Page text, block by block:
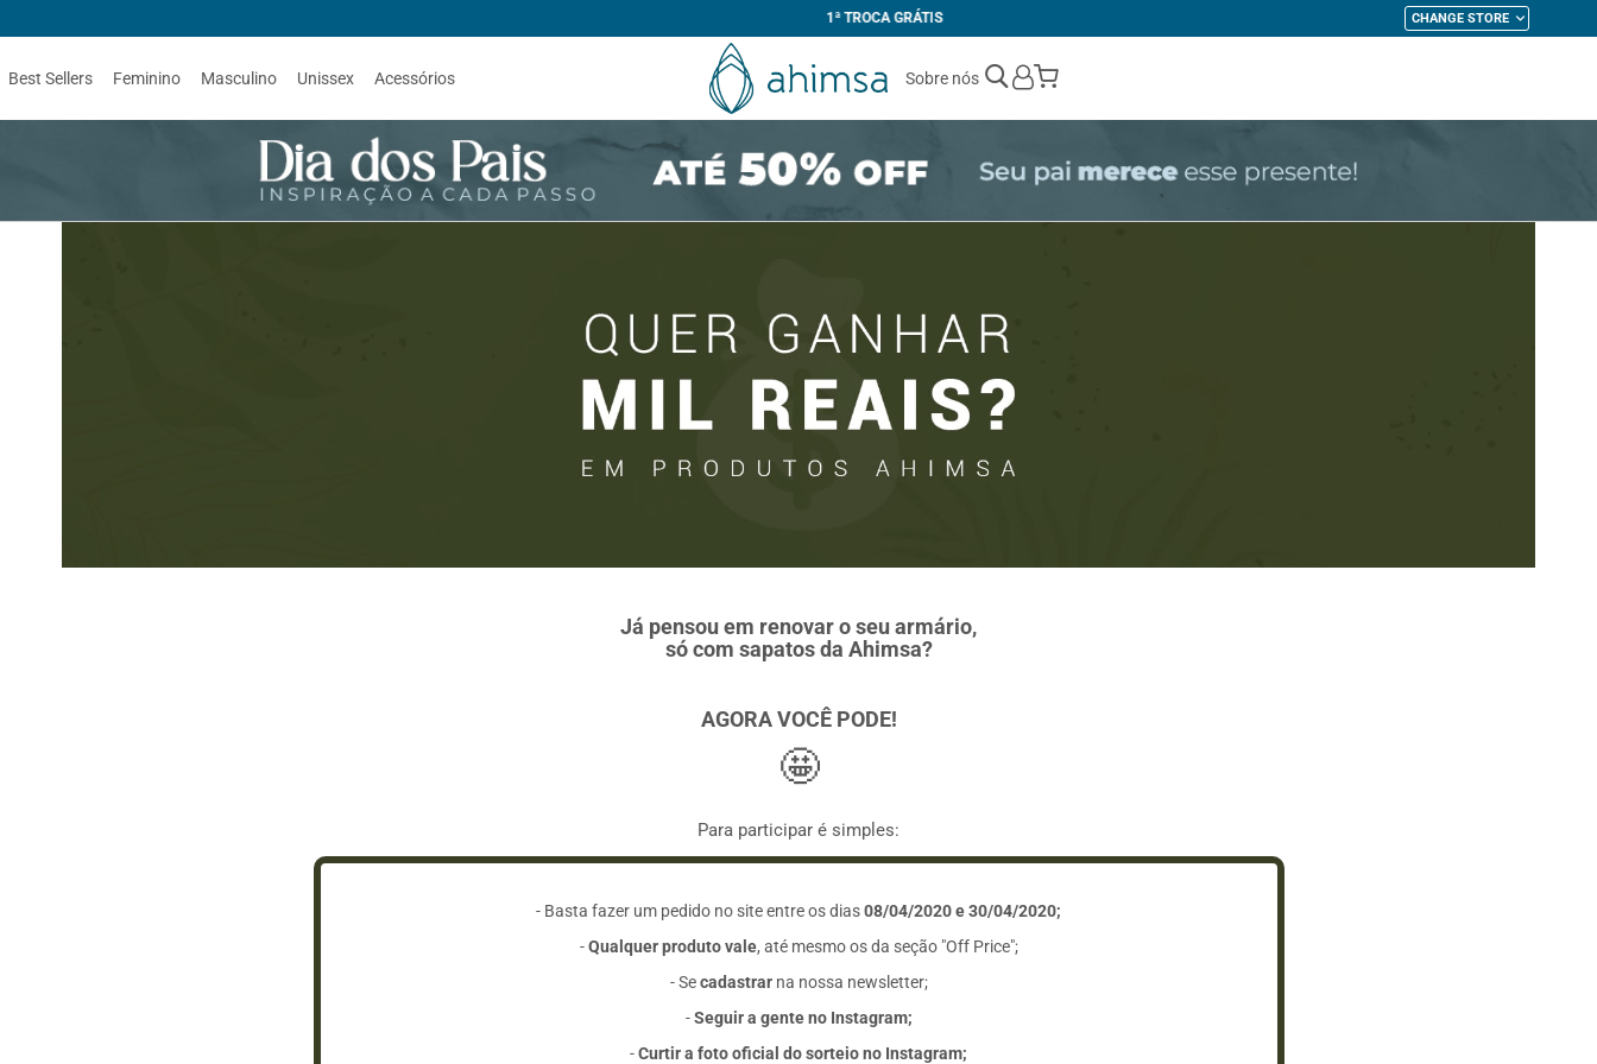
1ª TROCA GRÁTIS CHANGE STORE
Best Sellers Feminino Masculino Unissex Acessórios Sobre nós
My Cart
Já pensou em renovar o seu armário,
só com sapatos da Ahimsa?
AGORA VOCÊ PODE!
🤩
Para participar é simples:
- Basta fazer um pedido no site entre os dias08/04/2020 e 30/04/2020;
-Qualquer produto vale, até mesmo os da seção "Off Price";
- Secadastrarna nossa newsletter;
-Seguir a gente no Instagram;
-Curtir a foto oficial do sorteio no Instagram;